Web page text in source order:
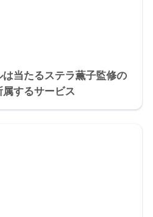
当たるステラ薫子監修の
するサービス